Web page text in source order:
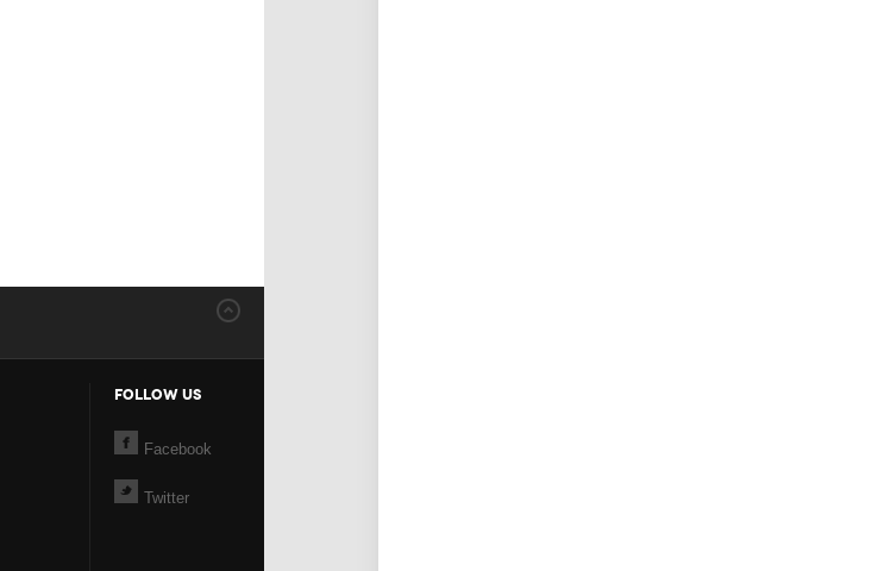
FOLLOW US
Facebook
Twitter